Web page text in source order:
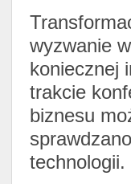
wyzwanie
koniecznej
trakcie
biznesu
technologii.